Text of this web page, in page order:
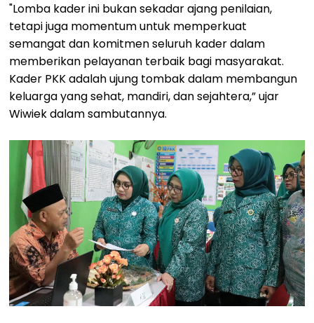
"Lomba kader ini bukan sekadar ajang penilaian,
tetapi juga momentum untuk memperkuat
semangat dan komitmen seluruh kader dalam
memberikan pelayanan terbaik bagi masyarakat.
Kader PKK adalah ujung tombak dalam membangun
keluarga yang sehat, mandiri, dan sejahtera,” ujar
Wiwiek dalam sambutannya.